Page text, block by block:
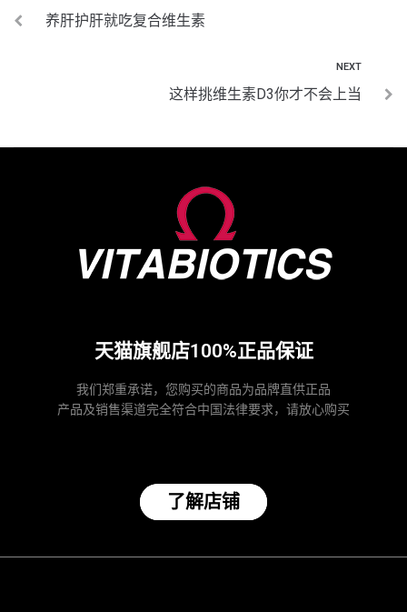
养肝护肝就吃复合维生素
NEXT
这样挑维生素D3你才不会上当
天猫旗舰店100%正品保证
我们郑重承诺，您购买的商品为品牌直供正品
产品及销售渠道完全符合中国法律要求，请放心购买
了解店铺